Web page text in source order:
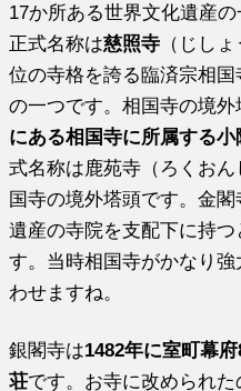
17か所ある世界文化遺産
正式名称は慈照寺 （じし
位の寺格を誇る臨済宗相国
の一つです。相国寺の境外
にある相国寺に所属する小
式名称は鹿苑寺（ろくお
国寺の境外塔頭です。金
遺産の寺院を支配下に持
す。 当時相国寺がかなり
わせますね。
銀閣寺は1482年に室町幕
荘です。お寺に改められ